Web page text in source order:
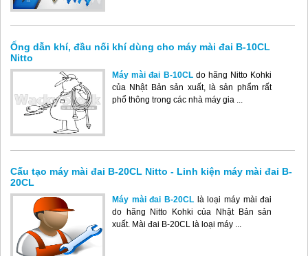
Ống dẫn khí, đầu nối khí dùng cho máy mài đai B-10CL
Nitto
Máy mài đai B-10CLdo hãng Nitto Kohki
của Nhật Bản sản xuất, là sản phẩm rất
phổ thông trong các nhà máy gia ...
Cấu tạo máy mài đai B-20CL Nitto - Linh kiện máy mài đai B-
20CL
Máy mài đai B-20CLlà loại máy mài đai
do hãng Nitto Kohki của Nhật Bản sản
xuất. Mài đai B-20CL là loại máy ...